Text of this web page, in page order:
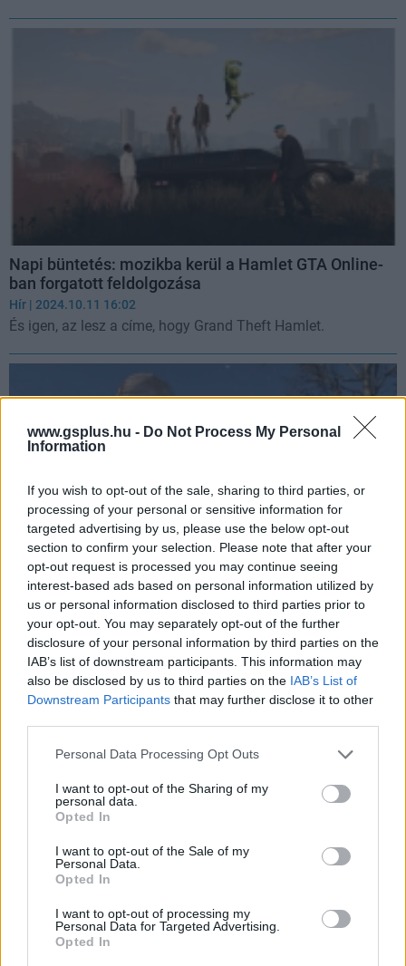
www.gsplus.hu - Do Not Process My Personal
Information
If you wish to opt-out of the sale, sharing to third parties, or
processing of your personal or sensitive information for
targeted advertising by us, please use the below opt-out
section to confirm your selection. Please note that after your
opt-out request is processed you may continue seeing
interest-based ads based on personal information utilized by
us or personal information disclosed to third parties prior to
your opt-out. You may separately opt-out of the further
disclosure of your personal information by third parties on the
IAB’s list of downstream participants. This information may
also be disclosed by us to third parties on the IAB’s List of
Downstream Participants that may further disclose it to other
Please note that this website/app uses one or more Google
not limited to your visit or usage behaviour. You may click to
grant or deny consent to Google and its third-party tags to
use your data for below specified purposes in below Google
consent section.
Personal Data Processing Opt Outs
I want to opt-out of the Sharing of my
personal data.
Opted In
I want to opt-out of the Sale of my
Personal Data.
Opted In
I want to opt-out of processing my
Personal Data for Targeted Advertising.
Opted In
Napi büntetés: mozikba kerül a Hamlet GTA Online-
ban forgatott feldolgozása
Hír | 2024.10.11 16:02
És igen, az lesz a címe, hogy Grand Theft Hamlet.
A GTA V havas helyszínére repít vissza az új zombis
mód
| 2024.10.06 18:07
Végre bekerül a GTA Online-ba North Yankton is.
Nem túl meglepő, hogy a GTA Online sikere ölte meg
a GTA 5 DLC-t